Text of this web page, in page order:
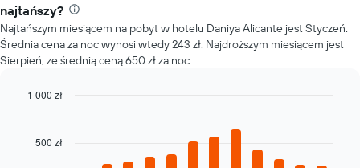
najtańszy?
Najtańszym miesiącem na pobyt w hotelu Daniya Alicante jest Styczeń.
Średnia cena za noc wynosi wtedy 243 zł. Najdroższym miesiącem jest
Sierpień, ze średnią ceną 650 zł za noc.
with500 zł
1 000 zł